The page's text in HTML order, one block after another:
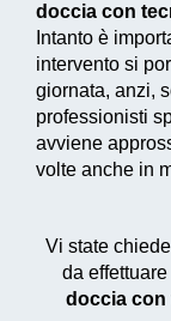
doccia con
Intanto è
intervento si
giornata, anzi,
professionisti
avviene
volte anche in
Vi state
da
doccia con